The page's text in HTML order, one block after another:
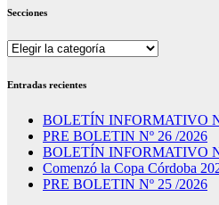
Secciones
Secciones
Entradas recientes
BOLETÍN INFORMATIVO
PRE BOLETIN Nº 26 /2026
BOLETÍN INFORMATIVO
Comenzó la Copa Córdoba
PRE BOLETIN Nº 25 /2026